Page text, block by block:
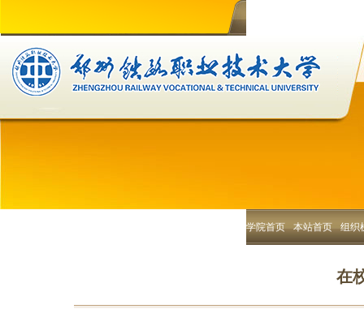
学院首页 本站首页 组织
在